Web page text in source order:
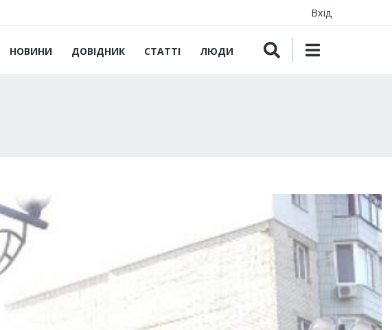
Вхід
НОВИНИ ДОВІДНИК СТАТТІ ЛЮДИ